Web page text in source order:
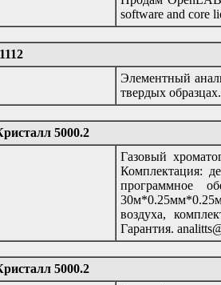
software and core
Элементный
твердых
5000.2
Газовый
Комплектация:
программное
воздуха,
Гарантия.
5000.2